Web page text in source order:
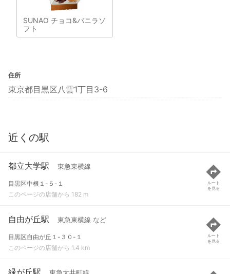
SUNAO チョコ&バニラソ
フト
住所
東京都目黒区八雲1丁目3-6
近くの駅
都立大学駅 東急東横線
目黒区中根１-５-１
このページの店舗から 182 m
ルート
を見る
自由が丘駅 東急東横線 など
目黒区自由が丘１-３０-１
このページの店舗から 1.4 km
ルート
を見る
緑が丘駅